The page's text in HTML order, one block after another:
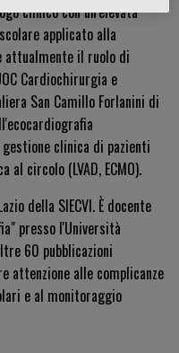
clinico con un'elevata
applicato alla
attualmente il ruolo di
Cardiochirurgia e
San Camillo Forlanini di
clinica di pazienti
circolo (LVAD, ECMO).
della SIECVI. È docente
presso l'Università
60 pubblicazioni
attenzione alle complicanze
e al monitoraggio